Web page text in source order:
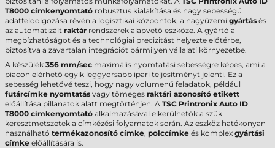
T8000 címkenyomtató robusztus kialakítása és nagy sebességű
adatfeldolgozása révén a logisztikai központok, a nagyüzemi gyártás és
az automatizált raktár rendszerek alapvető eszköze. A gyártó a
megbízhatóságot és a technológiai precizitást helyezte előtérbe,
biztosítva a zavartalan integrációt bármilyen vállalati környezetbe.
A készülék 356 mm/sec maximális nyomtatási sebességre képes, ami a
piacon elérhető egyik leggyorsabb ipari teljesítményt jelenti. Ez a
sebesség lehetővé teszi, hogy nagy volumenű feladatok, például
futárcímke nyomtatás vagy tömeges raktári azonosító etikett
előállítása pillanatok alatt megtörténjen. A TSC Printronix Auto ID
T8000 címkenyomtató alkalmazásával elkerülhetők a szűk
keresztmetszetek a címkézési folyamatok során. Az eszköz hatékonyan
használható termékazonosító címke, polccímke és komplex gyártási
címke előállítására is.